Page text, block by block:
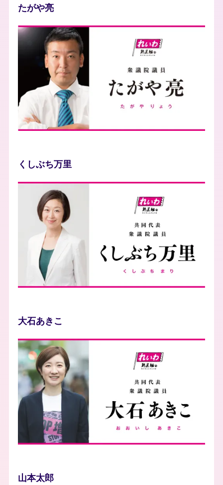
たがや亮
photo
くしぶち万里
大石あきこ
photo
山本太郎